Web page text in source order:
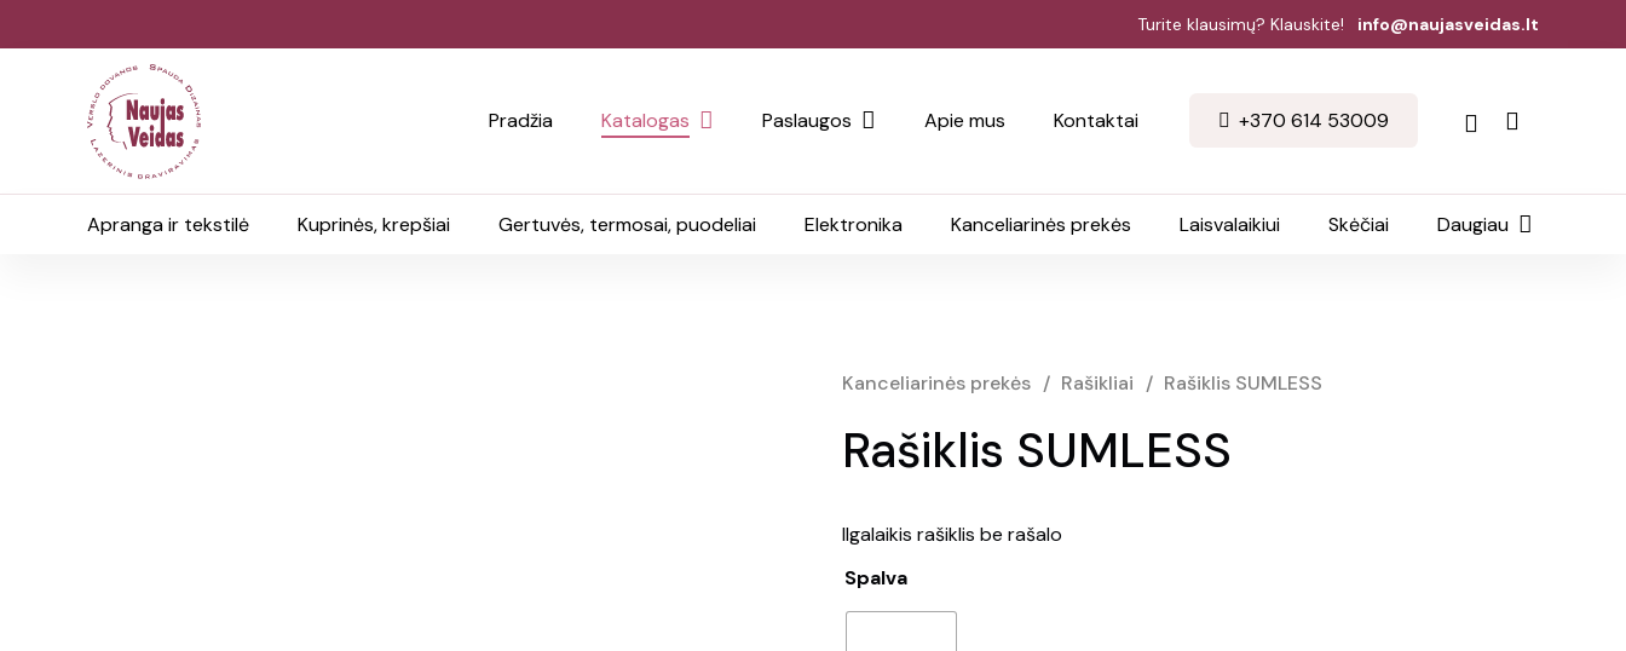
Turite klausimų? Klauskite! info@naujasveidas.lt
Pradžia Katalogas Paslaugos Apie mus Kontaktai +370 614 53009
Apranga ir tekstilė Kuprinės, krepšiai Gertuvės, termosai, puodeliai Elektronika Kanceliarinės prekės Laisvalaikiui Skėčiai Daugiau
Kanceliarinės prekės / Rašikliai / Rašiklis SUMLESS
Rašiklis SUMLESS
Ilgalaikis rašiklis be rašalo
Spalva